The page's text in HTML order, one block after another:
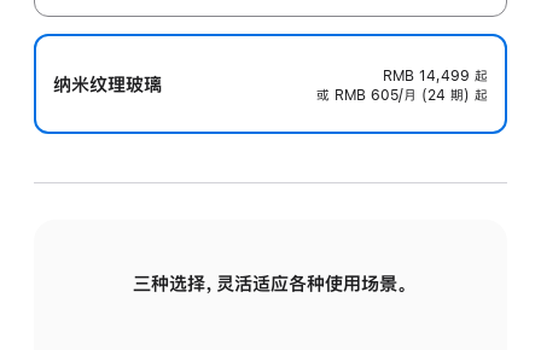
纳米纹理玻璃 RMB 14,499 起
或 RMB 605/月 (24 期) 起
三种选择，灵活适应各种使用场景。